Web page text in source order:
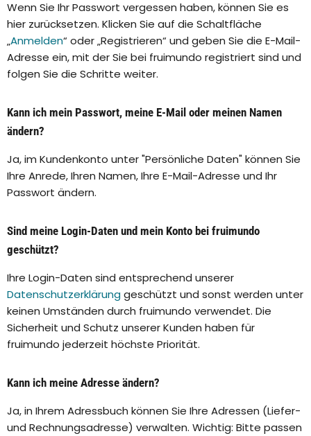
Wenn Sie Ihr Passwort vergessen haben, können Sie es
hier zurücksetzen. Klicken Sie auf die Schaltfläche
„Anmelden“ oder „Registrieren“ und geben Sie die E-Mail-
Adresse ein, mit der Sie bei fruimundo registriert sind und
folgen Sie die Schritte weiter.
Kann ich mein Passwort, meine E-Mail oder meinen Namen
ändern?
Ja, im Kundenkonto unter "Persönliche Daten" können Sie
Ihre Anrede, Ihren Namen, Ihre E-Mail-Adresse und Ihr
Passwort ändern.
Sind meine Login-Daten und mein Konto bei fruimundo
geschützt?
Ihre Login-Daten sind entsprechend unserer
Datenschutzerklärunggeschützt und sonst werden unter
keinen Umständen durch fruimundo verwendet. Die
Sicherheit und Schutz unserer Kunden haben für
fruimundo jederzeit höchste Priorität.
Kann ich meine Adresse ändern?
Ja, in Ihrem Adressbuch können Sie Ihre Adressen (Liefer-
und Rechnungsadresse) verwalten. Wichtig: Bitte passen